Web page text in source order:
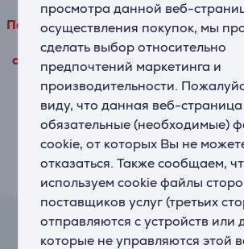
просмотра данной веб-
осуществления покупок, мы
сделать выбор относительно
предпочтений маркетинга и
производительности.
виду, что данная веб-страница
обязательные (необходимые)
cookie, от которых Вы не
отказаться. Также сообщаем,
используем cookie файлы
поставщиков услуг (третьих
отправляются с устройств или
которые не управляются этой
Подробные данные о товаре,
можно просмотреть только в том
согласитесь с условиями
cookie для
Насторойки
Описание
Калькулятор лизинга и